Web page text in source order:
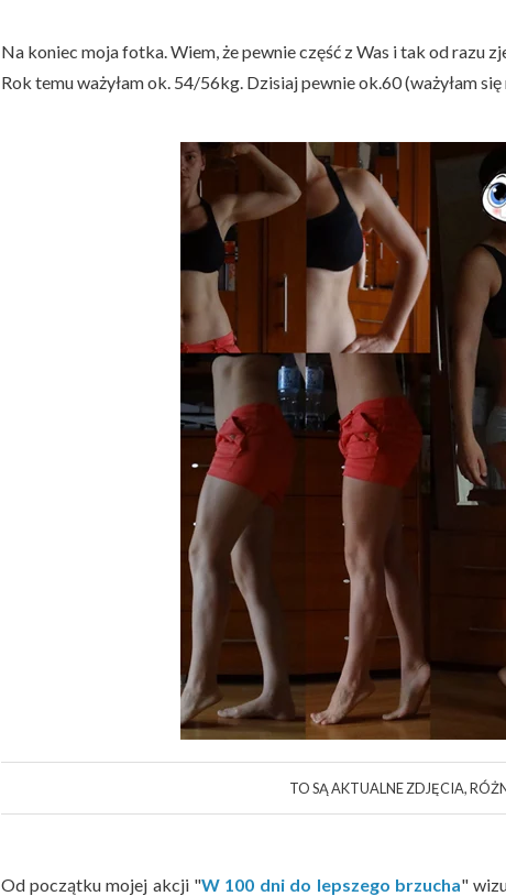
Na koniec moja fotka. Wiem, że pewnie część z Was i tak od razu
Rok temu ważyłam ok. 54/56kg. Dzisiaj pewnie ok.60 (ważyłam
TO SĄ AKTUALNE ZDJĘCIA,
Od początku mojej akcji "W 100 dni do lepszego brzucha"